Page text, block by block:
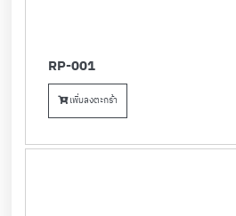
RP-001
เพิ่มลงตะกร้า